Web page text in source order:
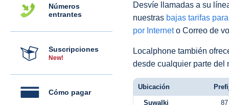
Números
entrantes
Suscripciones
New!
Cómo pagar
Desvíe llamadas a su
nuestras bajas tarifas
por Interneto Correo de
Localphone también
desde cualquier parte del
Ubicación
Suwalki 87